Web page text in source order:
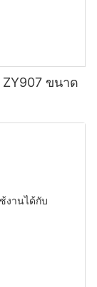
ZY907 ขนาด